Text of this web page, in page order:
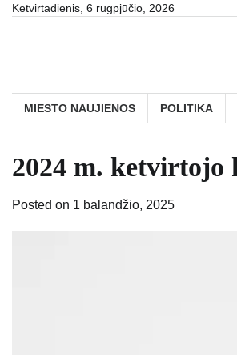
SkipKetvirtadienis, 6 rugpjūčio, 2026
MIESTO NAUJIENOS POLITIKA
2024 m. ketvirtojo
Posted on 1 balandžio, 2025